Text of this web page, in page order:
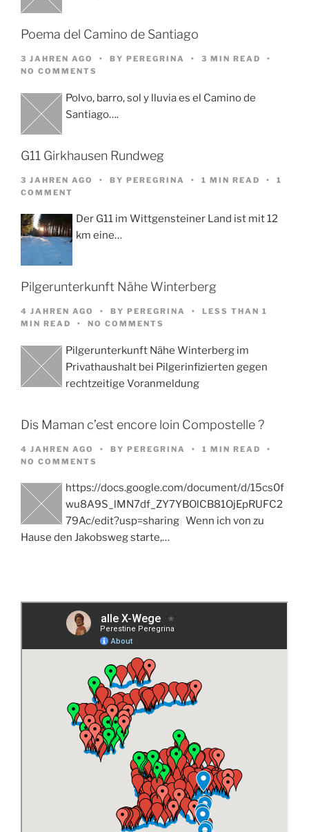
Poema del Camino de Santiago
3 JAHREN AGO BY PEREGRINA
3 MIN READ
NO COMMENTS
Polvo, barro, sol y lluvia es el Camino de
Santiago….
G11 Girkhausen Rundweg
3 JAHREN AGO BY PEREGRINA 1 MIN READ
1
COMMENT
Der G11 im Wittgensteiner Land ist mit 12
km eine…
Pilgerunterkunft Nähe Winterberg
4 JAHREN AGO BY PEREGRINA
LESS THAN 1
MIN READ
NO COMMENTS
Pilgerunterkunft Nähe Winterberg im
Privathaushalt bei Pilgerinfizierten gegen
rechtzeitige Voranmeldung
Dis Maman c’est encore loin Compostelle ?
4 JAHREN AGO BY PEREGRINA
1 MIN READ
NO COMMENTS
https://docs.google.com/document/d/15cs0f
wu8A9S_lMN7df_ZY7YBOlCB81OjEpRUFC2
79Ac/edit?usp=sharing Wenn ich von zu
Hause den Jakobsweg starte,…